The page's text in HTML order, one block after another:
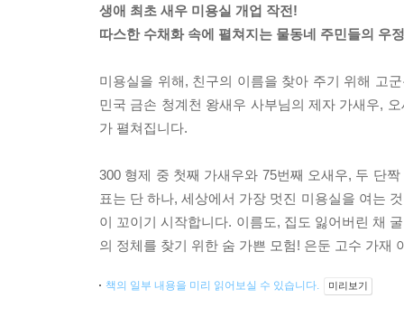
생애 최초 새우 미용실 개업 작전!
따스한 수채화 속에 펼쳐지는 물동네 주민들의 우
미용실을 위해, 친구의 이름을 찾아 주기 위해 고
민국 금손 청계천 왕새우 사부님의 제자 가새우,
가 펼쳐집니다.
300 형제 중 첫째 가새우와 75번째 오새우, 두 단
표는 단 하나, 세상에서 가장 멋진 미용실을 여는
이 꼬이기 시작합니다. 이름도, 집도 잃어버린 채
의 정체를 찾기 위한 숨 가쁜 모험! 은둔 고수 가재
책의 일부 내용을 미리 읽어보실 수 있습니다. 미리보기